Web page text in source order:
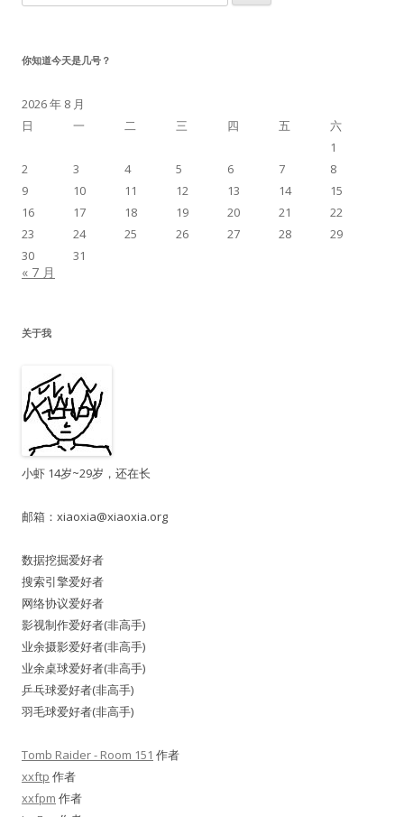
索：
你知道今天是几号？
2026 年 8 月
日
一 二 三 四 五
六
1
2
3 4 5 6 7
8
9
10 11 12 13 14
15
16
17 18 19 20 21
22
23
24 25 26 27 28
29
30
31
« 7 月
关于我
小虾 14岁~29岁，还在长
邮箱： xiaoxia@xiaoxia.org
数据挖掘爱好者
搜索引擎爱好者
网络协议爱好者
影视制作爱好者(非高手)
业余摄影爱好者(非高手)
业余桌球爱好者(非高手)
乒乓球爱好者(非高手)
羽毛球爱好者(非高手)
Tomb Raider - Room 151 作者
xxftp 作者
xxfpm 作者